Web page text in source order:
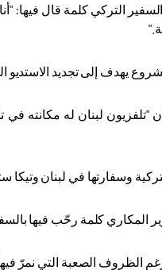
السفير التركي كلمة قال فيها:
".
يهدف إلى تجديد الاستديو
"تلفزيون لبنان له مكانته
وسفارتها في لبنان
المكاري كلمة رحّب فيها
الظروف الصعبة التي نمرّ